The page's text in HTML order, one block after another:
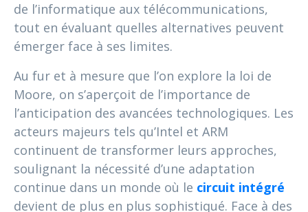
de l’informatique aux télécommunications,
tout en évaluant quelles alternatives peuvent
émerger face à ses limites.
Au fur et à mesure que l’on explore la loi de
Moore, on s’aperçoit de l’importance de
l’anticipation des avancées technologiques. Les
acteurs majeurs tels qu’Intel et ARM
continuent de transformer leurs approches,
soulignant la nécessité d’une adaptation
continue dans un monde où le circuit intégré
devient de plus en plus sophistiqué. Face à des